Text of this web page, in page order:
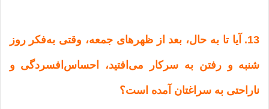
13. آیا تا به‌ حال‌، بعد از ظهرهای‌ جمعه‌، وقتی‌ به‌فكر روز
شنبه‌ و رفتن‌ به‌ سركار می‌افتید، احساس‌افسردگی‌ و
ناراحتی‌ به‌ سراغتان‌ آمده‌ است‌؟